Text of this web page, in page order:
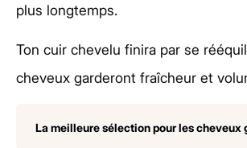
plus longtemps.
Ton cuir chevelu finira par se
cheveux garderont fraîcheur et
La meilleure sélection pour les cheveux